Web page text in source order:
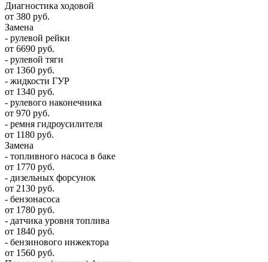
Диагностика ходовой
от 380 руб.
Замена
- рулевой рейки
от 6690 руб.
- рулевой тяги
от 1360 руб.
- жидкости ГУР
от 1340 руб.
- рулевого наконечника
от 970 руб.
- ремня гидроусилителя
от 1180 руб.
Замена
- топливного насоса в баке
от 1770 руб.
- дизельных форсунок
от 2130 руб.
- бензонасоса
от 1780 руб.
- датчика уровня топлива
от 1840 руб.
- бензинового инжектора
от 1560 руб.